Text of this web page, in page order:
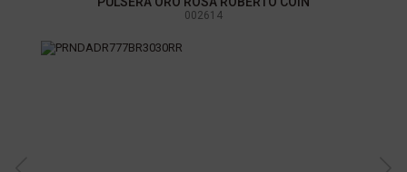
002614